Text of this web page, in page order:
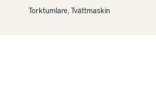
Torktumlare, Tvättmaskin